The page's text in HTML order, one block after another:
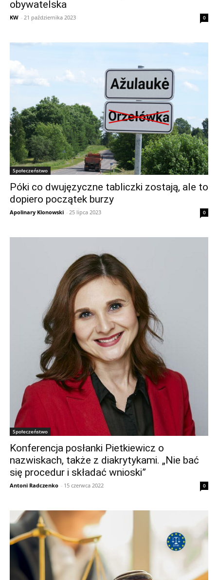
obywatelska
KW - 21 października 2023 0
Społeczeństwo
Póki co dwujęzyczne tabliczki zostają, ale to
dopiero początek burzy
Apolinary Klonowski - 25 lipca 2023 0
Społeczeństwo
Konferencja posłanki Pietkiewicz o
nazwiskach, także z diakrytykami. „Nie bać
się procedur i składać wnioski”
Antoni Radczenko - 15 czerwca 2022 0